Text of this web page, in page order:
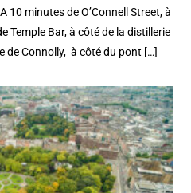
minutes de O’Connell Street, à
Temple Bar, à côté de la distillerie
de Connolly, à côté du pont […]